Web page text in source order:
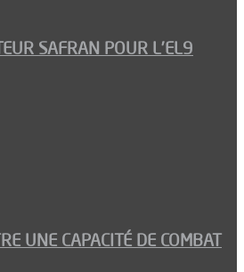
SAFRAN POUR L’EL9
UNE CAPACITÉ DE COMBAT